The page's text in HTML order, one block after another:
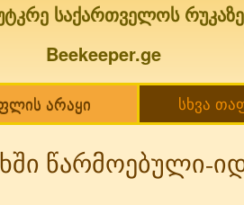
საქართველოს რუკაზე
Beekeeper.ge
არაყი სხვა
წარმოებული-